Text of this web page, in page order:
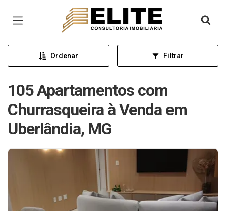
Página inicial
Ordenar Filtrar
105 Apartamentos com
Churrasqueira à Venda em
Uberlândia, MG